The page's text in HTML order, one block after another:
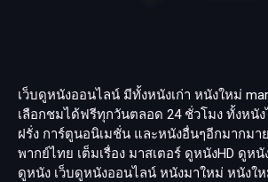
เว็บดูหนังออนไลน์ มีทั้งหนังเก่า หนังใหม่
เลือกชมได้ฟรีทุกวันตลอด 24 ชั่วโมง ทั้งหนั
ฝรั่ง การ์ตูนอนิเมชั่น และหนังอื่นๆอีกมากมา
พากย์ไทย เต็มเรื่อง มาสเตอร์ ดูหนังHD ดูห
ดูหนัง เว็บดูหนังออนไลน์ หนังมาใหม่ หนังให